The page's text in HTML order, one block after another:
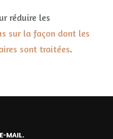
réduire les
sur la façon dont les
sont traitées.
MAIL.